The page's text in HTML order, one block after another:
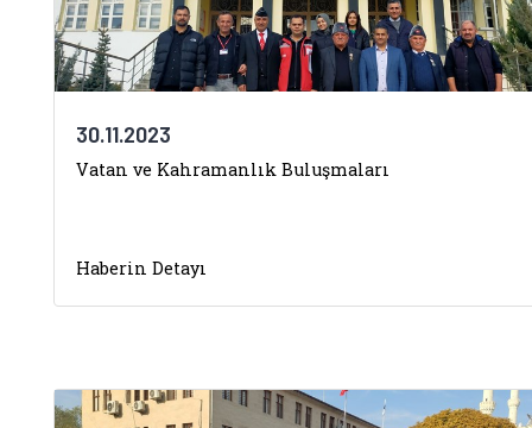
30.11.2023
Vatan ve Kahramanlık Buluşmaları
Haberin Detayı